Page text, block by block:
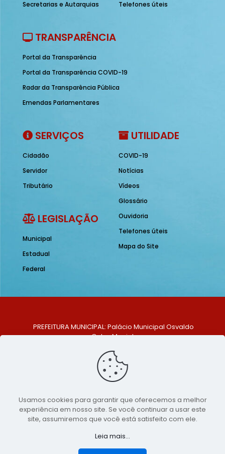
Secretarias e Autarquias
Telefones úteis
TRANSPARÊNCIA
Portal da Transparência
Portal da Transparência COVID-19
Radar da Transparência Pública
Emendas Parlamentares
SERVIÇOS
Cidadão
Servidor
Tributário
LEGISLAÇÃO
Municipal
Estadual
Federal
UTILIDADE
COVID-19
Notícias
Vídeos
Glossário
Ouvidoria
Telefones úteis
Mapa do Site
PREFEITURA MUNICIPAL: Palácio Municipal Osvaldo
Celso Maciel
Centro, São Bento do Una - PE. CEP: 553370-128
TELEFONE: (81) 99548-1569
E-MAIL: ouvidoria@saobentodouna.pe.gov.br
Copyright 2021-2026 - Assessoria de Comunicação da
Prefeitura de São Bento do Una - PE
publicidadeLumusWeb - Agência Digital
Usamos cookies para garantir que oferecemos a melhor
experiência em nosso site. Se você continuar a usar este
site, assumiremos que você está satisfeito com ele.
Leia mais...